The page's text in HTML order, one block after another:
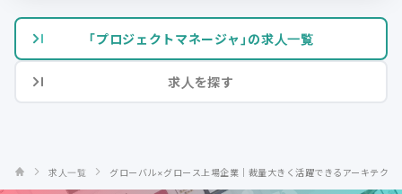
「プロジェクトマネージャ」の求人一覧
求人を探す
求人一覧 グローバル×グロース上場企業｜裁量大きく活躍できるアーキテクト